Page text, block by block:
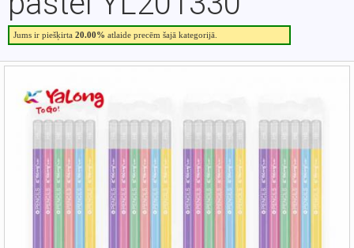
Jums ir piešķirta 20.00% atlaide precēm šajā kategorijā.